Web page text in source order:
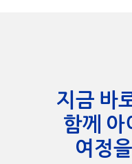
지금 바
함께
여정